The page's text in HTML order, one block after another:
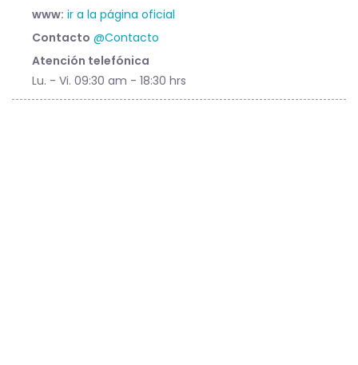
www: ir a la página oficial
Contacto @Contacto
Atención telefónica
Lu. - Vi. 09:30 am - 18:30 hrs